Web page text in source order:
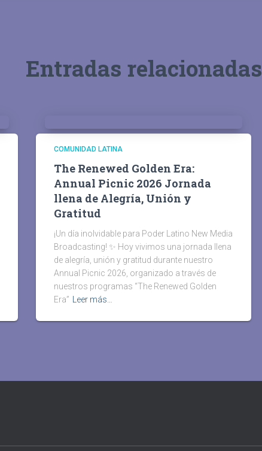
Entradas relacionadas
COMUNIDAD LATINA
The Renewed Golden Era:
Annual Picnic 2026 Jornada
llena de Alegría, Unión y
Gratitud
¡Un día inolvidable para Poder Latino New Media
Broadcasting! ✨ Hoy vivimos una jornada llena
de alegría, unión y gratitud durante nuestro
Annual Picnic 2026, organizado a través de
nuestros programas “The Renewed Golden
Era”
Leer más…